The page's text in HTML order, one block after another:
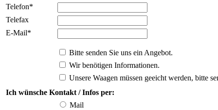
Telefon*
Telefax
E-Mail*
Bitte senden Sie uns ein Angebot.
Wir benötigen Informationen.
Unsere Waagen müssen geeicht werden, bitte
Ich wünsche Kontakt / Infos per:
Mail